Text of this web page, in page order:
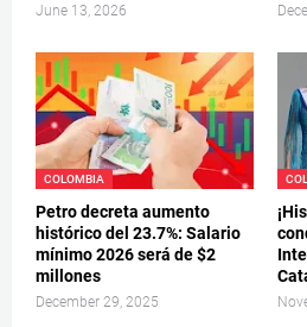
June 13, 2026
COLOMBIA
Petro decreta aumento
histórico del 23.7%: Salario
mínimo 2026 será de $2
millones
December 29, 2025